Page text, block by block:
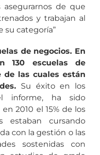
de que
y trabajan al
su categoría”
de negocios. En
130 escuelas de
de las cuales están
Su éxito en los
informe, ha sido
2010 el 15% de los
estaban cursando
con la gestión o las
sostenidas con